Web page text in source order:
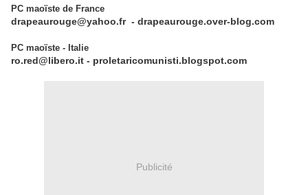
PC maoïste de France
drapeaurouge@yahoo.fr - drapeaurouge.over-blog.com
PC maoïste - Italie
ro.red@libero.it - proletaricomunisti.blogspot.com
Publicité